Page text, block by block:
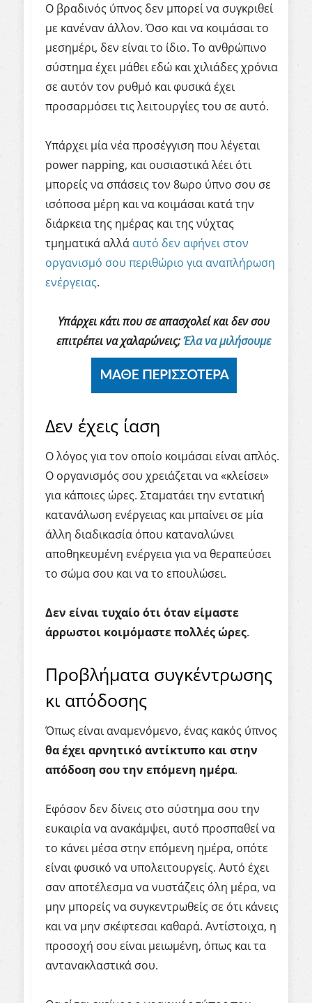
Ο βραδινός ύπνος δεν μπορεί να συγκριθεί
με κανέναν άλλον. Όσο και να κοιμάσαι το
μεσημέρι, δεν είναι το ίδιο. Το ανθρώπινο
σύστημα έχει μάθει εδώ και χιλιάδες χρόνια
σε αυτόν τον ρυθμό και φυσικά έχει
προσαρμόσει τις λειτουργίες του σε αυτό.
Υπάρχει μία νέα προσέγγιση που λέγεται
power napping, και ουσιαστικά λέει ότι
μπορείς να σπάσεις τον 8ωρο ύπνο σου σε
ισόποσα μέρη και να κοιμάσαι κατά την
διάρκεια της ημέρας και της νύχτας
τμηματικά αλλά αυτό δεν αφήνει στον
οργανισμό σου περιθώριο για αναπλήρωση
ενέργειας.
Υπάρχει κάτι που σε απασχολεί και δεν σου
επιτρέπει να χαλαρώνεις;Έλα να μιλήσουμε
Δεν έχεις ίαση
Ο λόγος για τον οποίο κοιμάσαι είναι απλός.
Ο οργανισμός σου χρειάζεται να «κλείσει»
για κάποιες ώρες. Σταματάει την εντατική
κατανάλωση ενέργειας και μπαίνει σε μία
άλλη διαδικασία όπου καταναλώνει
αποθηκευμένη ενέργεια για να θεραπεύσει
το σώμα σου και να το επουλώσει.
Δεν είναι τυχαίο ότι όταν είμαστε
άρρωστοι κοιμόμαστε πολλές ώρες.
Προβλήματα συγκέντρωσης
κι απόδοσης
Όπως είναι αναμενόμενο, ένας κακός ύπνος
θα έχει αρνητικό αντίκτυπο και στην
απόδοση σου την επόμενη ημέρα.
Εφόσον δεν δίνεις στο σύστημα σου την
ευκαιρία να ανακάμψει, αυτό προσπαθεί να
το κάνει μέσα στην επόμενη ημέρα, οπότε
είναι φυσικό να υπολειτουργείς. Αυτό έχει
σαν αποτέλεσμα να νυστάζεις όλη μέρα, να
μην μπορείς να συγκεντρωθείς σε ότι κάνεις
και να μην σκέφτεσαι καθαρά. Αντίστοιχα, η
προσοχή σου είναι μειωμένη, όπως και τα
αντανακλαστικά σου.